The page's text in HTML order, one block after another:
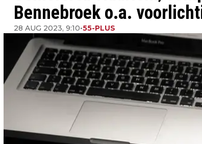
Bennebroek o.a.
28 AUG 2023, 9:10•55-PLUS